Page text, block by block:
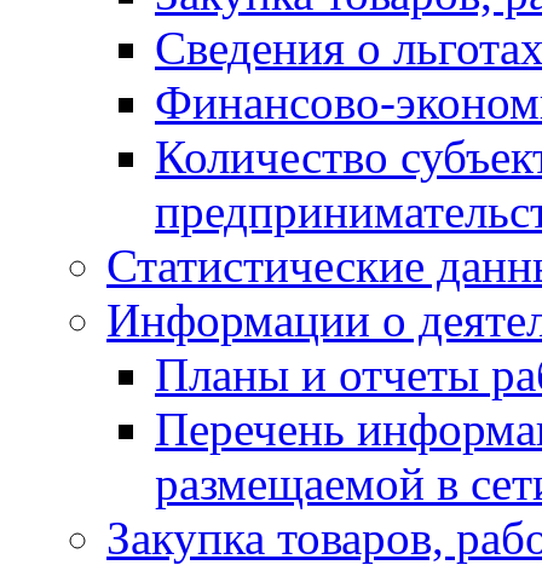
Сведения о
Финансово-
Количество
Статистические
Информации о
Планы и отчеты
Перечень
размещаемой в
Закупка товаров,